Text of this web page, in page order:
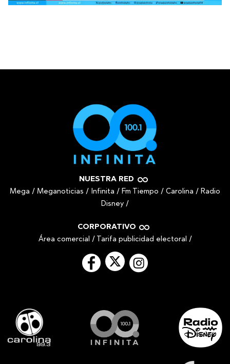
NUESTRA RED
Mega / Meganoticias / Infinita / Fm Tiempo / Carolina / Radio
Disney /
CORPORATIVO
Área comercial / Tarifa publicidad electoral /